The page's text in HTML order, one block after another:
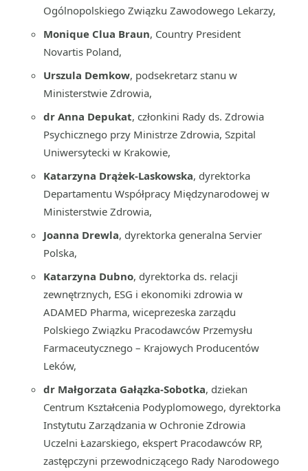
Ogólnopolskiego Związku Zawodowego Lekarzy,
Monique Clua Braun, Country President
Novartis Poland,
Urszula Demkow, podsekretarz stanu w
Ministerstwie Zdrowia,
dr Anna Depukat, członkini Rady ds. Zdrowia
Psychicznego przy Ministrze Zdrowia, Szpital
Uniwersytecki w Krakowie,
Katarzyna Drążek-Laskowska, dyrektorka
Departamentu Współpracy Międzynarodowej w
Ministerstwie Zdrowia,
Joanna Drewla, dyrektorka generalna Servier
Polska,
Katarzyna Dubno, dyrektorka ds. relacji
zewnętrznych, ESG i ekonomiki zdrowia w
ADAMED Pharma, wiceprezeska zarządu
Polskiego Związku Pracodawców Przemysłu
Farmaceutycznego – Krajowych Producentów
Leków,
dr Małgorzata Gałązka-Sobotka, dziekan
Centrum Kształcenia Podyplomowego, dyrektorka
Instytutu Zarządzania w Ochronie Zdrowia
Uczelni Łazarskiego, ekspert Pracodawców RP,
zastępczyni przewodniczącego Rady Narodowego